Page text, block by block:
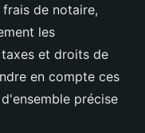
de notaire,
les
et droits de
en compte ces
précise